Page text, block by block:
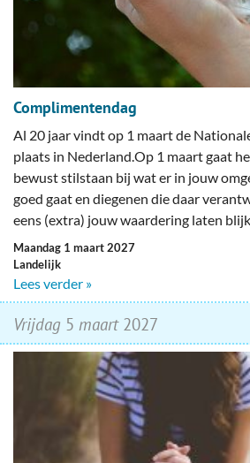
Complimentendag
Al 20 jaar vindt op 1 maart de
plaats in Nederland.Op 1 maart gaat
bewust stilstaan bij wat er in jouw
goed gaat en diegenen die daar
eens (extra) jouw waardering laten
maandag 1 maart 2027
Landelijk
Lees verder »
vrijdag 5 maart2027